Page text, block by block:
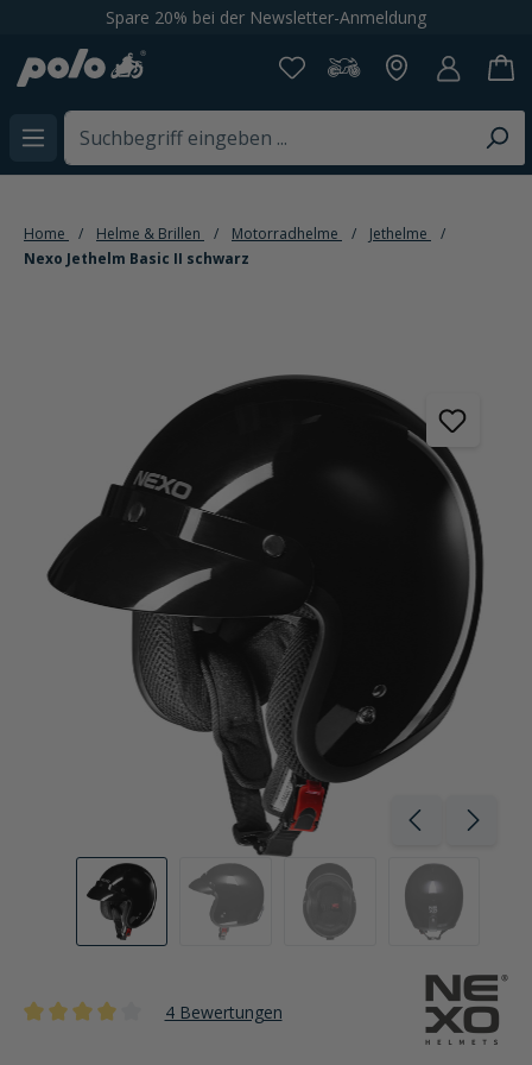
springenSpare 20% bei der Newsletter-Anmeldung
Home Helme & Brillen Motorradhelme
Jethelme
Nexo Jethelm Basic II schwarz
4 Bewertungen